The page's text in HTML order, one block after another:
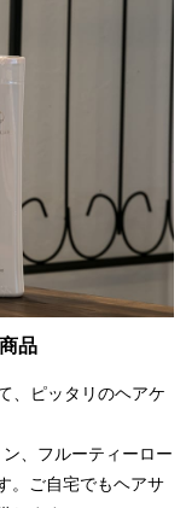
品
、ピッタリのヘアケ
、フルーティーロー
。ご自宅でもヘアサ